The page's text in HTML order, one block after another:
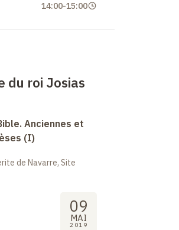
14:00-15:00
du roi Josias
Anciennes et
(I)
de Navarre, Site
09
MAI
2019